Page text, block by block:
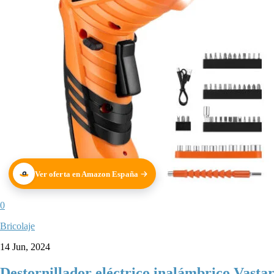
Ver oferta en Amazon España
0
Bricolaje
14 Jun, 2024